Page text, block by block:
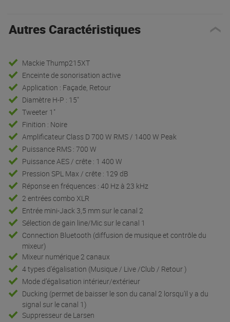
Autres Caractéristiques
Mackie Thump215XT
Enceinte de sonorisation active
Application : Façade, Retour
Diamètre H-P : 15"
Tweeter 1"
Finition : Noire
Amplificateur Class D 700 W RMS / 1400 W Peak
Puissance RMS : 700 W
Puissance AES / crête : 1 400 W
Pression SPL Max / crête : 129 dB
Réponse en fréquences : 40 Hz à 23 kHz
2 entrées combo XLR
Entrée mini-Jack 3,5 mm sur le canal 2
Sélection de gain line/Mic sur le canal 1
Connection Bluetooth (diffusion de musique et contrôle du
mixeur)
Mixeur numérique 2 canaux
4 types d’égalisation (Musique / Live /Club / Retour )
Mode d’égalisation intérieur/extérieur
Ducking (permet de baisser le son du canal 2 lorsqu’il y a du
signal sur le canal 1)
Suppresseur de Larsen